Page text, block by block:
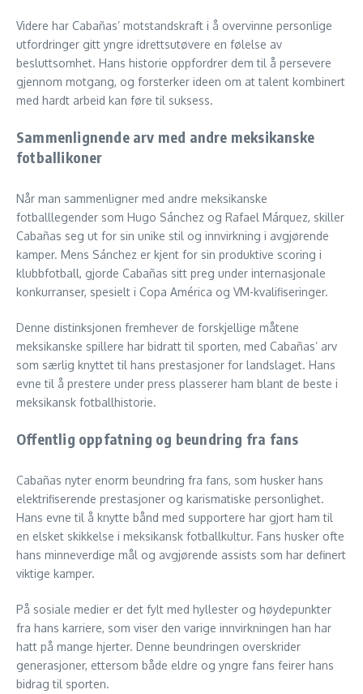
Videre har Cabañas’ motstandskraft i å overvinne personlige
utfordringer gitt yngre idrettsutøvere en følelse av
besluttsomhet. Hans historie oppfordrer dem til å persevere
gjennom motgang, og forsterker ideen om at talent kombinert
med hardt arbeid kan føre til suksess.
Sammenlignende arv med andre meksikanske
fotballikoner
Når man sammenligner med andre meksikanske
fotballlegender som Hugo Sánchez og Rafael Márquez, skiller
Cabañas seg ut for sin unike stil og innvirkning i avgjørende
kamper. Mens Sánchez er kjent for sin produktive scoring i
klubbfotball, gjorde Cabañas sitt preg under internasjonale
konkurranser, spesielt i Copa América og VM-kvalifiseringer.
Denne distinksjonen fremhever de forskjellige måtene
meksikanske spillere har bidratt til sporten, med Cabañas’ arv
som særlig knyttet til hans prestasjoner for landslaget. Hans
evne til å prestere under press plasserer ham blant de beste i
meksikansk fotballhistorie.
Offentlig oppfatning og beundring fra fans
Cabañas nyter enorm beundring fra fans, som husker hans
elektrifiserende prestasjoner og karismatiske personlighet.
Hans evne til å knytte bånd med supportere har gjort ham til
en elsket skikkelse i meksikansk fotballkultur. Fans husker ofte
hans minneverdige mål og avgjørende assists som har definert
viktige kamper.
På sosiale medier er det fylt med hyllester og høydepunkter
fra hans karriere, som viser den varige innvirkningen han har
hatt på mange hjerter. Denne beundringen overskrider
generasjoner, ettersom både eldre og yngre fans feirer hans
bidrag til sporten.